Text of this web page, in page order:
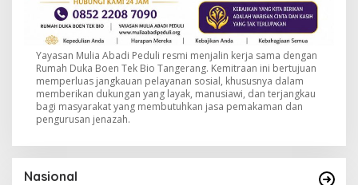
Yayasan Mulia Abadi Peduli resmi menjalin kerja sama dengan
Rumah Duka Boen Tek Bio Tangerang. Kemitraan ini bertujuan
memperluas jangkauan pelayanan sosial, khususnya dalam
memberikan dukungan yang layak, manusiawi, dan terjangkau
bagi masyarakat yang membutuhkan jasa pemakaman dan
pengurusan jenazah.
Nasional